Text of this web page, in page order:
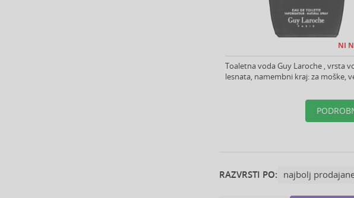
NI
Toaletna voda Guy Laroche , vrsta
lesnata, namembni kraj: za moške,
RAZVRSTI PO: